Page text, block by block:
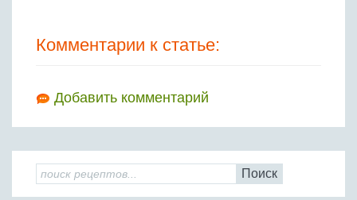
Комментарии к статье:
Добавить комментарий
Поиск